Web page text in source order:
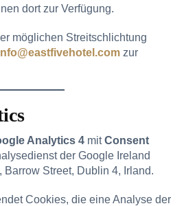
dort zur Verfügung.
möglichen Streitschlichtung
zur
Analytics 4 mitConsent
der Google Ireland
Barrow Street, Dublin 4, Irland.
Cookies, die eine Analyse der